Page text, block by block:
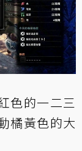
色的一二三
橘黃色的大